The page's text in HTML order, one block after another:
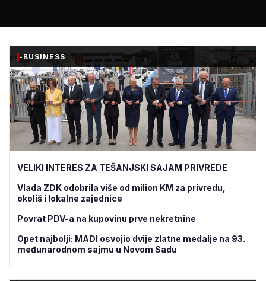
-BUSINESS
VELIKI INTERES ZA TEŠANJSKI SAJAM PRIVREDE
Vlada ZDK odobrila više od milion KM za privredu,
okoliš i lokalne zajednice
Povrat PDV-a na kupovinu prve nekretnine
Opet najbolji: MADI osvojio dvije zlatne medalje na 93.
međunarodnom sajmu u Novom Sadu